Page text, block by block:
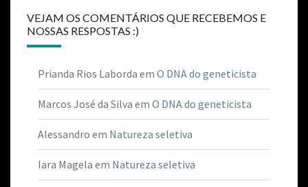
VEJAM OS COMENTÁRIOS QUE RECEBEMOS E
NOSSAS RESPOSTAS :)
Prianda Rios Laborda em O DNA do geneticista
Marcos José da Silva em O DNA do geneticista
Alessandro em Natureza seletiva
Iara Magela em Natureza seletiva